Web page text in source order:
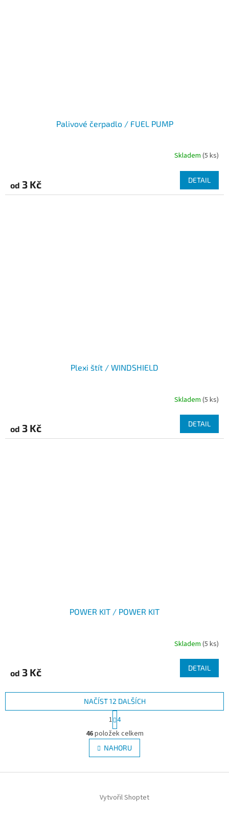
Palivové čerpadlo / FUEL PUMP
Skladem (5 ks)
od 3 Kč DETAIL
Plexi štít / WINDSHIELD
Skladem (5 ks)
od 3 Kč DETAIL
POWER KIT / POWER KIT
Skladem (5 ks)
od 3 Kč DETAIL
O
v
l
á
í
NAČÍST 12 DALŠÍCH
S
t
r
á
n
k
v
n
í
1 4
46položek celkem
NAHORU
Vytvořil Shoptet